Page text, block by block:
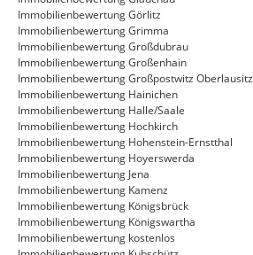
Immobilienbewertung Görlitz
Immobilienbewertung Grimma
Immobilienbewertung Großdubrau
Immobilienbewertung Großenhain
Immobilienbewertung Großpostwitz Oberlausitz
Immobilienbewertung Hainichen
Immobilienbewertung Halle/Saale
Immobilienbewertung Hochkirch
Immobilienbewertung Hohenstein-Ernstthal
Immobilienbewertung Hoyerswerda
Immobilienbewertung Jena
Immobilienbewertung Kamenz
Immobilienbewertung Königsbrück
Immobilienbewertung Königswartha
Immobilienbewertung kostenlos